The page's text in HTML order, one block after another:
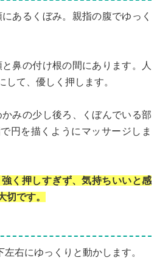
あるくぼみ。親指の腹でゆっく
鼻の付け根の間にあります。人
して、優しく押します。
みの少し後ろ、くぼんでいる部
円を描くようにマッサージしま
く押しすぎず、気持ちいいと感
切です。
右にゆっくりと動かします。